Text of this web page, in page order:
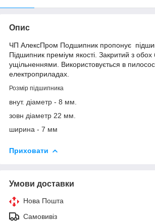
Опис
ЧП АлексПром Подшипник пропонує
Підшипник преміум якості. Закритий з обох
ущільненнями. Використовується в
електроприладах.
Розмір підшипника
внут. діаметр - 8 мм.
зовн діаметр 22 мм.
ширина - 7 мм
Приховати
Умови доставки
Нова Пошта
Самовивіз